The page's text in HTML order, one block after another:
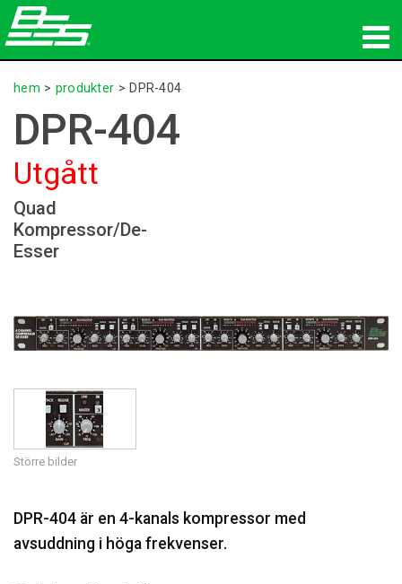
produkter
Nätverksljud
var man kan köpa
nyheter
utbildning
Vår historia
Språk/Region
hem > produkter > DPR-404
DPR-404
Utgått
Quad
Kompressor/De-
Esser
Större bilder
DPR-404 är en 4-kanals kompressor med
avsuddning i höga frekvenser.